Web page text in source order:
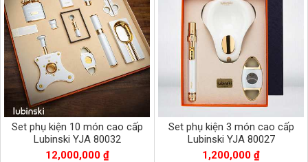
Set phụ kiện 10 món cao cấp
Lubinski YJA 80032
12,000,000 ₫
Set phụ kiện 3 món cao cấp
Lubinski YJA 80027
1,200,000 ₫